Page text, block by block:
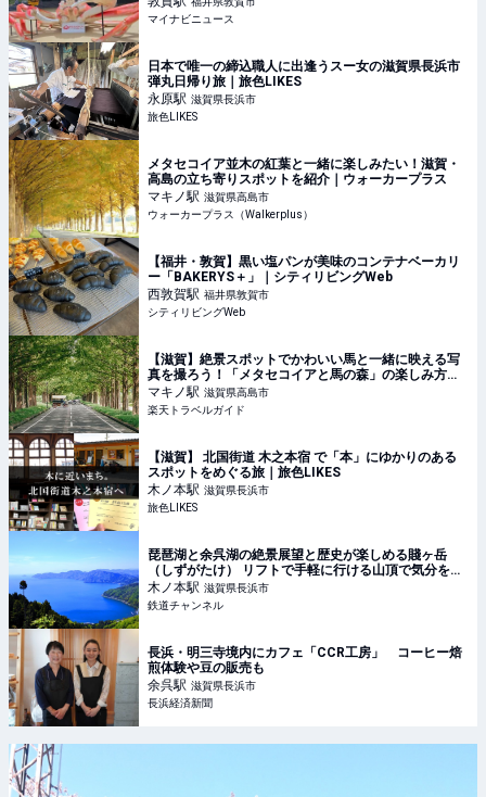
マイナビニュース
日本で唯一の締込職人に出逢うスー女の滋賀県長浜市
弾丸日帰り旅｜旅色LIKES
永原駅 滋賀県長浜市
旅色LIKES
メタセコイア並木の紅葉と一緒に楽しみたい！滋賀・
高島の立ち寄りスポットを紹介｜ウォーカープラス
マキノ駅 滋賀県高島市
ウォーカープラス（Walkerplus）
【福井・敦賀】黒い塩パンが美味のコンテナベーカリ
ー「BAKERYS＋」｜シティリビングWeb
西敦賀駅 福井県敦賀市
シティリビングWeb
【滋賀】絶景スポットでかわいい馬と一緒に映える写
真を撮ろう！「メタセコイアと馬の森」の楽しみ方ガ
イド 【楽天トラベル】
マキノ駅 滋賀県高島市
楽天トラベルガイド
【滋賀】 北国街道 木之本宿 で「本」にゆかりのある
スポットをめぐる旅｜旅色LIKES
木ノ本駅 滋賀県長浜市
旅色LIKES
琵琶湖と余呉湖の絶景展望と歴史が楽しめる賤ヶ岳
（しずがたけ） リフトで手軽に行ける山頂で気分をリ
フレッシュ（滋賀県 長浜市） | コラム | 鉄道チャンネ
ル
木ノ本駅 滋賀県長浜市
鉄道チャンネル
長浜・明三寺境内にカフェ「CCR工房」 コーヒー焙
煎体験や豆の販売も
余呉駅 滋賀県長浜市
長浜経済新聞